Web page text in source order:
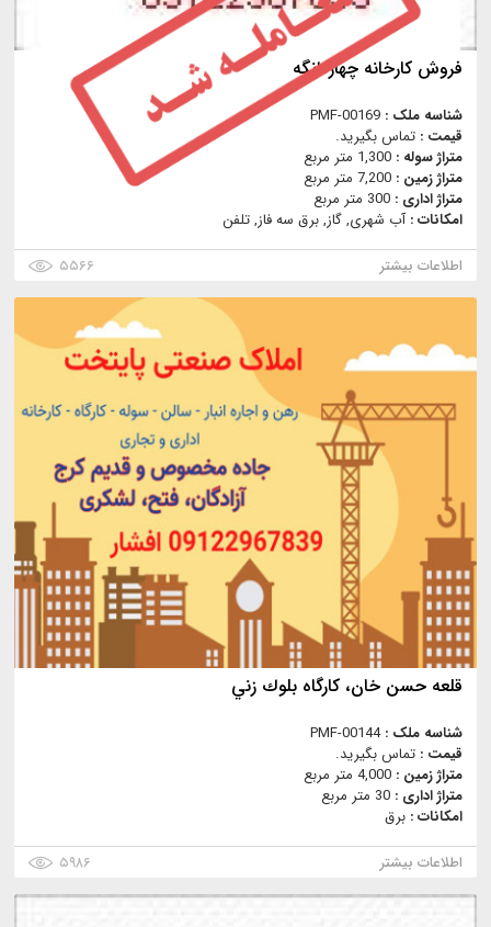
فروش كارخانه چهاردانگه
شناسه ملک : PMF-00169
قیمت : تماس بگیرید.
متراژ سوله : 1,300 متر مربع
متراژ زمین : 7,200 متر مربع
متراژ اداری : 300 متر مربع
امکانات :آب شهری, گاز, برق سه فاز, تلفن
اطلاعات بیشتر
۵۵۶۶
قلعه حسن خان، كارگاه بلوك زني
شناسه ملک :PMF-00144
قیمت : تماس بگیرید.
متراژ زمین : 4,000 متر مربع
متراژ اداری : 30 متر مربع
امکانات : برق
اطلاعات بیشتر
۵۹۸۶